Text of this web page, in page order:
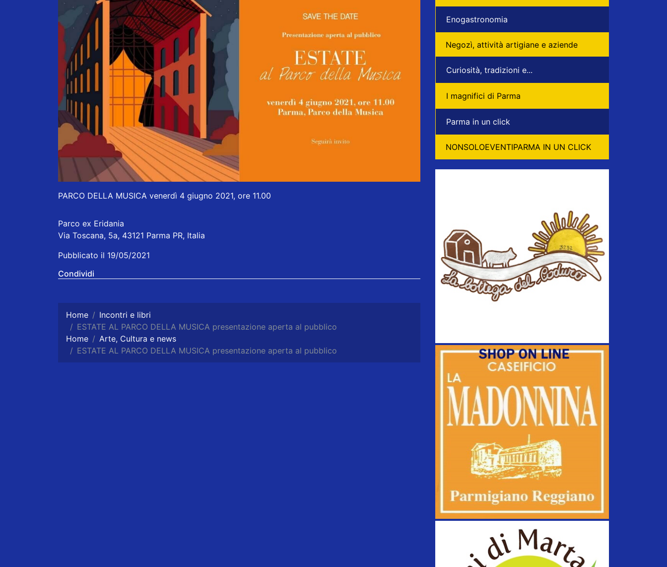
PARCO DELLA MUSICA venerdì 4 giugno 2021, ore 11.00
Parco ex Eridania
Via Toscana, 5a, 43121 Parma PR, Italia
Pubblicato il 19/05/2021
Condividi
Home
Incontri e libri
ESTATE AL PARCO DELLA MUSICA presentazione aperta al pubblico
Home
Arte, Cultura e news
ESTATE AL PARCO DELLA MUSICA presentazione aperta al pubblico
Enogastronomia
Negozì, attività artigiane e aziende
Curiosità, tradizioni e...
I magnifici di Parma
Parma in un click
NONSOLOEVENTIPARMA IN UN CLICK